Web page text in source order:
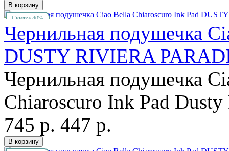
Скидка 40%
Чернильная подушечка
DUSTY RIVIERA
Чернильная подушечка
Chiaroscuro Ink Pad Dusty
745 р. 447 р.